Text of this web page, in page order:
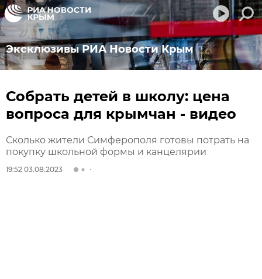
Эксклюзивы РИА Новости Крым
Собрать детей в школу: цена
вопроса для крымчан - видео
Сколько жители Симферополя готовы потрать на
покупку школьной формы и канцелярии
19:52 03.08.2023